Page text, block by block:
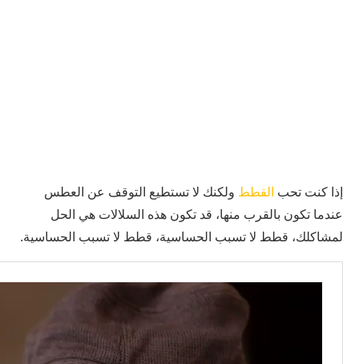
إذا كنت تحب القطط ولكنك لا تستطيع التوقف عن العطس
عندما تكون بالقرب منها، قد تكون هذه السلالات هي الحل
لمشاكلك، قطط لا تسبب الحساسية، قطط لا تسبب الحساسية.